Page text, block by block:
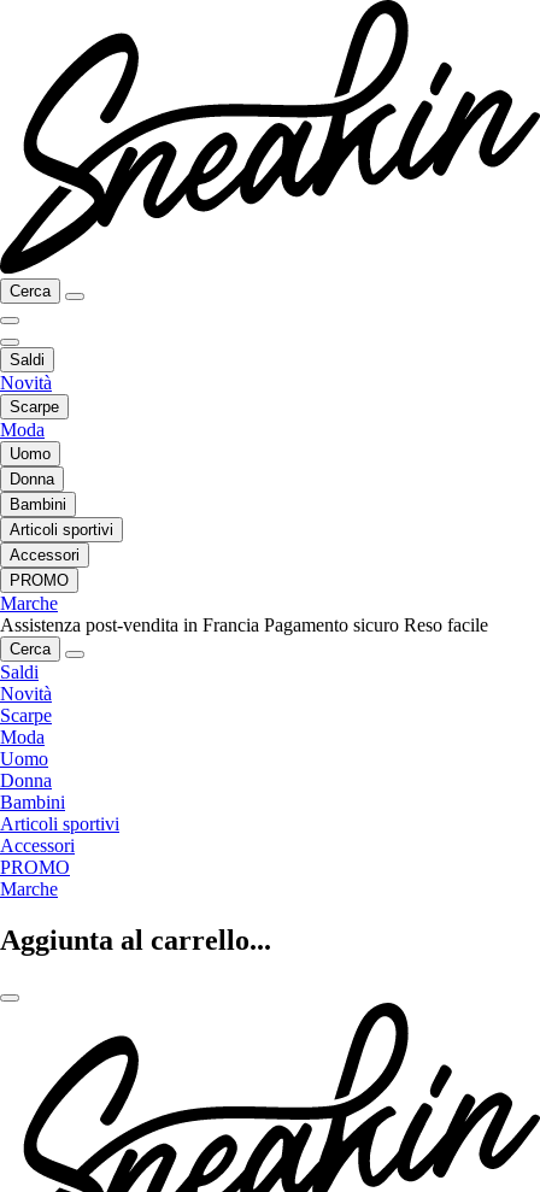
Cerca
Saldi
Novità
Scarpe
Moda
Uomo
Donna
Bambini
Articoli sportivi
Accessori
PROMO
Marche
Assistenza post-vendita in Francia Pagamento sicuro Reso facile
Cerca
Saldi
Novità
Scarpe
Moda
Uomo
Donna
Bambini
Articoli sportivi
Accessori
PROMO
Marche
Aggiunta al carrello...